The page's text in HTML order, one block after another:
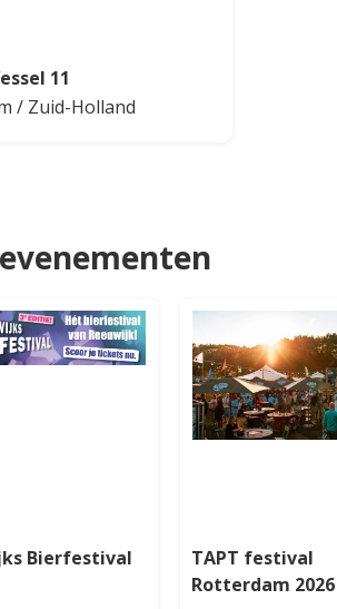
11
/ Zuid-Holland
Bierfestival
TAPT festival
Rotterdam 2026